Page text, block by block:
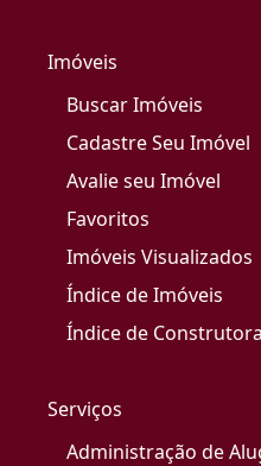
Imóveis
Buscar Imóveis
Cadastre Seu Imóvel
Avalie seu Imóvel
Favoritos
Imóveis Visualizados
Índice de Imóveis
Índice de
Serviços
Administração de